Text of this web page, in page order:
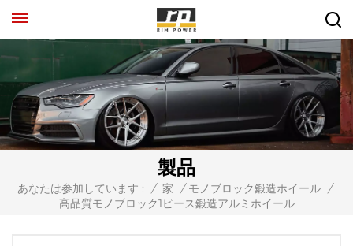
製品
あなたは参加しています : / 家 / モノブロック鍛造ホイール /
高品質モノブロック1ピース鍛造アルミホイール